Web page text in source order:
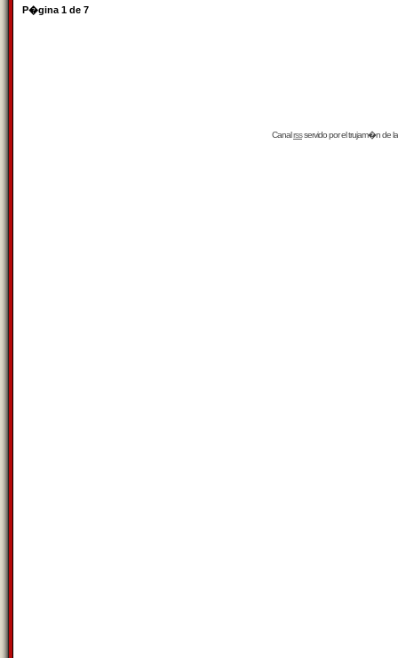
P�gina 1 de 7
Canalrssservido por eltrujam�nde